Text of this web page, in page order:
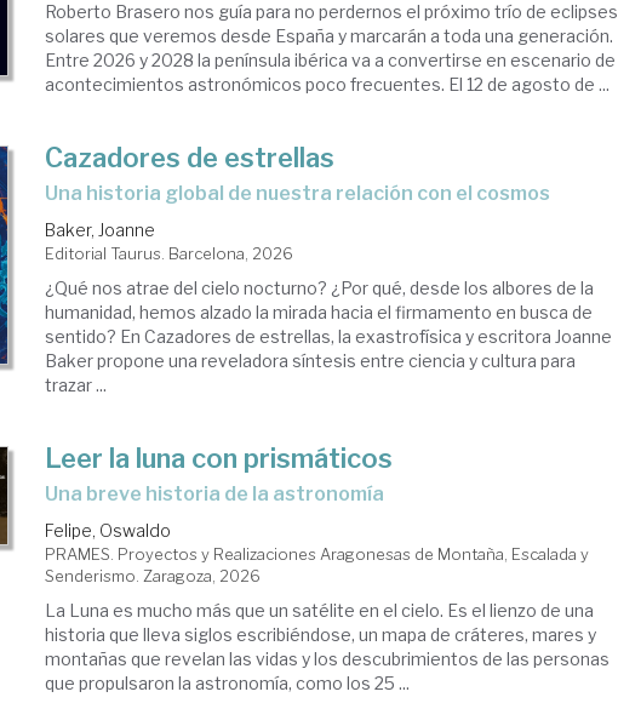
Roberto Brasero nos guía para no perdernos el próximo trío de eclipses
solares que veremos desde España y marcarán a toda una generación.
Entre 2026 y 2028 la península ibérica va a convertirse en escenario de
acontecimientos astronómicos poco frecuentes. El 12 de agosto de ...
Cazadores de estrellas
Una historia global de nuestra relación con el cosmos
Baker, Joanne
Editorial Taurus. Barcelona, 2026
¿Qué nos atrae del cielo nocturno? ¿Por qué, desde los albores de la
humanidad, hemos alzado la mirada hacia el firmamento en busca de
sentido? En Cazadores de estrellas, la exastrofísica y escritora Joanne
Baker propone una reveladora síntesis entre ciencia y cultura para
trazar ...
Leer la luna con prismáticos
Una breve historia de la astronomía
Felipe, Oswaldo
PRAMES. Proyectos y Realizaciones Aragonesas de Montaña, Escalada y
Senderismo. Zaragoza, 2026
La Luna es mucho más que un satélite en el cielo. Es el lienzo de una
historia que lleva siglos escribiéndose, un mapa de cráteres, mares y
montañas que revelan las vidas y los descubrimientos de las personas
que propulsaron la astronomía, como los 25 ...